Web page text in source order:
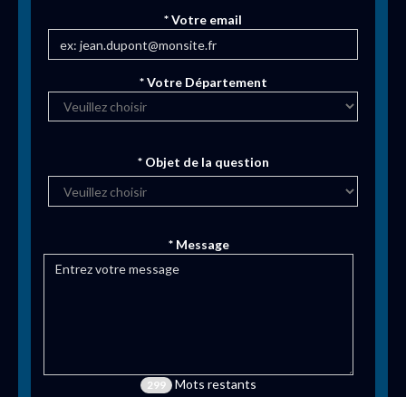
* Votre email
* Votre Département
* Objet de la question
* Message
299 Mots restants